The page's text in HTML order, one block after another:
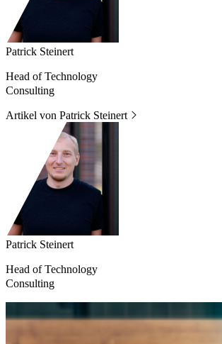
Patrick Steinert
Head of Technology
Consulting
Artikel von Patrick Steinert
Patrick Steinert
Head of Technology
Consulting